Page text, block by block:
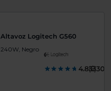
Altavoz Logitech G560
240W, Negro
(6)